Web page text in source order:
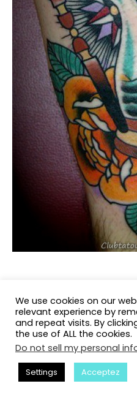
We use cookies on our
relevant experience by
and repeat visits. By
the use of ALL the cookies.
Do not sell my personal
Settings Acceptez